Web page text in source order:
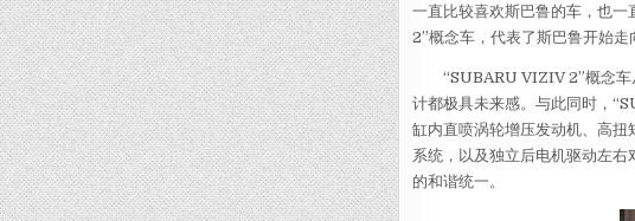
一直比较喜欢斯巴鲁的车，也
2”概念车，代表了斯巴鲁开始走
“SUBARU VIZIV 2”概念车从
计都极具未来感。与此同时，
缸内直喷涡轮增压发动机、高
系统，以及独立后电机驱动左
的和谐统一。